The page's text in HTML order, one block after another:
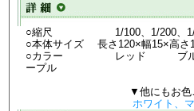
○縮尺 1/100、1/200、1/300
○本体サイズ 長さ120×幅15×高さ
○カラー レッド ブ
ープル
▼他にもお色ござ
ホワイト、